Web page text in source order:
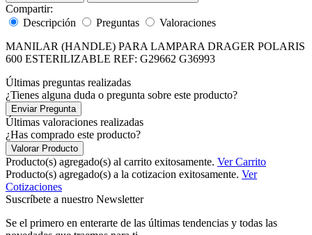
Compartir:
Descripción
Preguntas
Valoraciones
MANILAR (HANDLE) PARA LAMPARA DRAGER POLARIS
600 ESTERILIZABLE REF: G29662 G36993
Últimas preguntas realizadas
¿Tienes alguna duda o pregunta sobre este producto?
Enviar Pregunta
Últimas valoraciones realizadas
¿Has comprado este producto?
Valorar Producto
Producto(s) agregado(s) al carrito exitosamente. Ver Carrito
Producto(s) agregado(s) a la cotizacion exitosamente. Ver
Cotizaciones
Suscríbete a nuestro Newsletter
Se el primero en enterarte de las últimas tendencias y todas las